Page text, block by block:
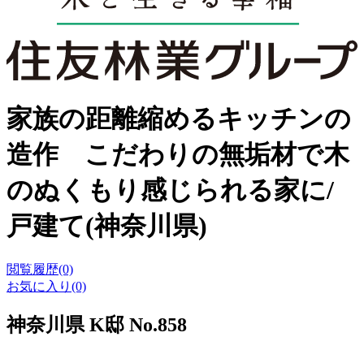
家族の距離縮めるキッチンの
造作 こだわりの無垢材で木
のぬくもり感じられる家に/
戸建て(神奈川県)
閲覧履歴(0)
お気に入り(0)
神奈川県 K邸 No.858